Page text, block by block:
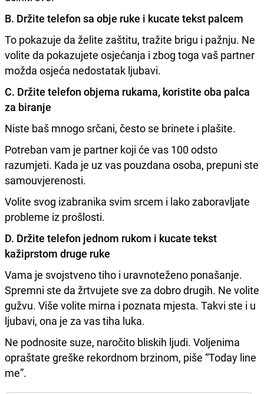
B. Držite telefon sa obje ruke i kucate tekst palcem
To pokazuje da želite zaštitu, tražite brigu i pažnju. Ne
volite da pokazujete osjećanja i zbog toga vaš partner
možda osjeća nedostatak ljubavi.
C. Držite telefon objema rukama, koristite oba palca
za biranje
Niste baš mnogo srčani, često se brinete i plašite.
Potreban vam je partner koji će vas 100 odsto
razumjeti. Kada je uz vas pouzdana osoba, prepuni ste
samouvjerenosti.
Volite svog izabranika svim srcem i lako zaboravljate
probleme iz prošlosti.
D. Držite telefon jednom rukom i kucate tekst
kažiprstom druge ruke
Vama je svojstveno tiho i uravnoteženo ponašanje.
Spremni ste da žrtvujete sve za dobro drugih. Ne volite
gužvu. Više volite mirna i poznata mjesta. Takvi ste i u
ljubavi, ona je za vas tiha luka.
Ne podnosite suze, naročito bliskih ljudi. Voljenima
opraštate greške rekordnom brzinom, piše “Today line
me”.